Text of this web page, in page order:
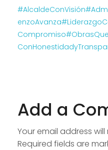
#AlcaldeConVisión
enzoAvanza
Compromiso
Add a
Your email address
Required fields are